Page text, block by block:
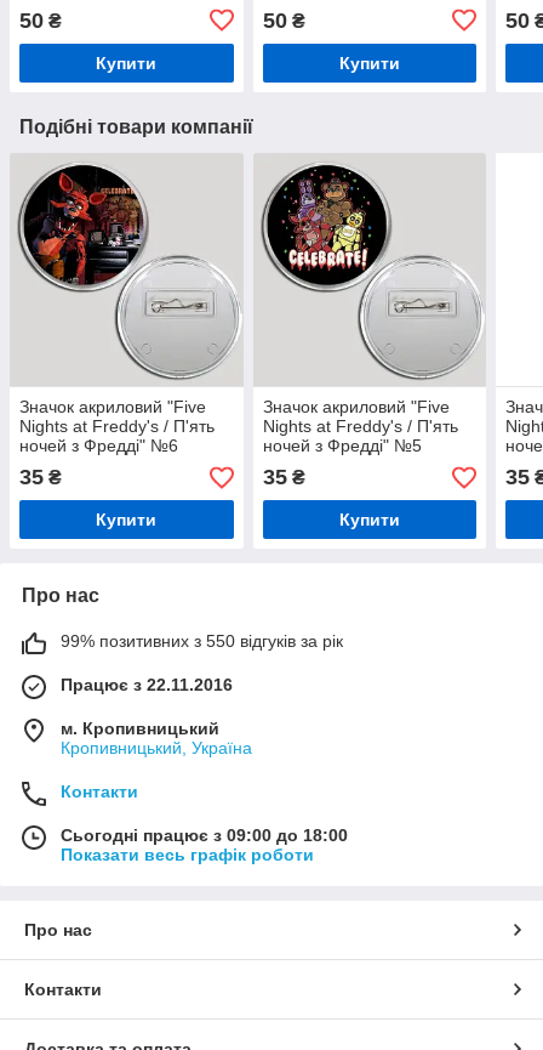
50 ₴
Купити
50₴
Купити
50
Подібні товари компанії
Значок акриловий "Five
Nights at Freddy's / П'ять
ночей з Фредді" №6
35 ₴
Купити
Значок акриловий "Five
Nights at Freddy's / П'ять
ночей з Фредді" №5
35₴
Купити
35
Про нас
99% позитивних з 550 відгуків за рік
Працює з 22.11.2016
м. Кропивницький
Кропивницький, Україна
Контакти
Сьогодні працює з 09:00 до 18:00
Показати весь графік роботи
Про нас
Контакти